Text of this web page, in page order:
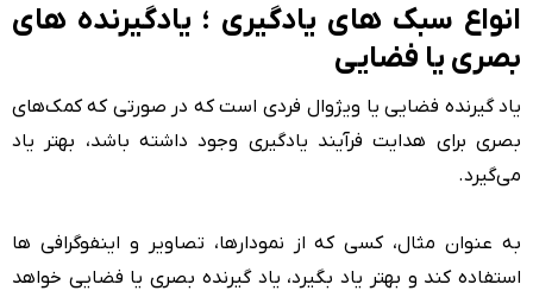
انواع سبک های یادگیری ؛ یادگیرنده های
بصری یا فضایی
یاد گیرنده فضایی یا ویژوال فردی است که در صورتی که کمک‌های
بصری برای هدایت فرآیند یادگیری وجود داشته باشد، بهتر یاد
می‌گیرد.
به عنوان مثال، کسی که از نمودارها، تصاویر و اینفوگرافی ها
استفاده کند و بهتر یاد بگیرد، یاد گیرنده بصری یا فضایی خواهد